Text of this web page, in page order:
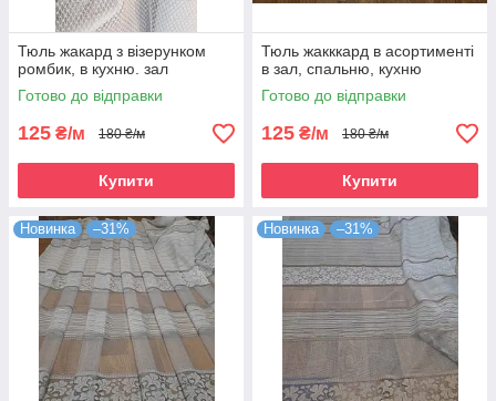
Тюль жакард з візерунком
ромбик, в кухню. зал
Готово до відправки
125 ₴/м 180 ₴/м
Купити
Тюль жакккард в асортименті
в зал, спальню, кухню
Готово до відправки
125 ₴/м 180 ₴/м
Купити
Новинка –31% Новинка –31%